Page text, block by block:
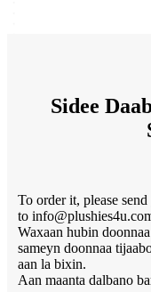
Sidee
To order it, please
to
Waxaan hubin
sameyn doonnaa
aan la bixin.
Aan maanta dalbano